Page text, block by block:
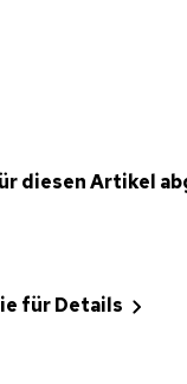
diesen Artikel
für Details